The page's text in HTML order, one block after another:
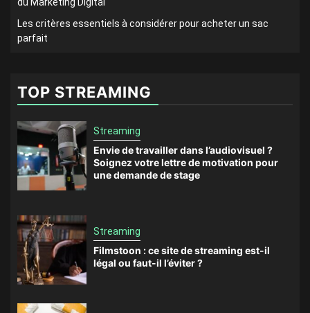
du Marketing Digital
Les critères essentiels à considérer pour acheter un sac
parfait
TOP STREAMING
Streaming
Envie de travailler dans l’audiovisuel ?
Soignez votre lettre de motivation pour
une demande de stage
Streaming
Filmstoon : ce site de streaming est-il
légal ou faut-il l’éviter ?